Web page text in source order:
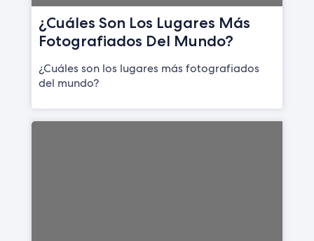
¿Cuáles Son Los Lugares Más
Fotografiados Del Mundo?
¿Cuáles son los lugares más fotografiados
del mundo?